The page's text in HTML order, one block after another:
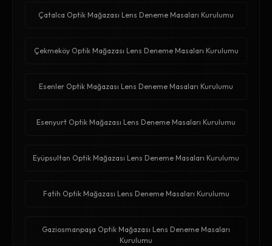
Çatalca Optik Mağazası Lens Deneme Masaları Kurulumu
Çekmeköy Optik Mağazası Lens Deneme Masaları Kurulumu
Esenler Optik Mağazası Lens Deneme Masaları Kurulumu
Esenyurt Optik Mağazası Lens Deneme Masaları Kurulumu
Eyüpsultan Optik Mağazası Lens Deneme Masaları Kurulumu
Fatih Optik Mağazası Lens Deneme Masaları Kurulumu
Gaziosmanpaşa Optik Mağazası Lens Deneme Masaları
Kurulumu